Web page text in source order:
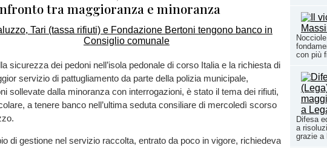
con più
Difesa
a
grazie a
tra maggioranza e minoranza
sicurezza dei pedoni nell’isola pedonale di corso Italia e la richiesta di
servizio di pattugliamento da parte della polizia municipale,
sollevate dalla minoranza con interrogazioni, è stato il tema dei rifiuti,
a tenere banco nell’ultima seduta consiliare di mercoledì scorso
di gestione nel servizio raccolta, entrato da poco in vigore, richiedeva